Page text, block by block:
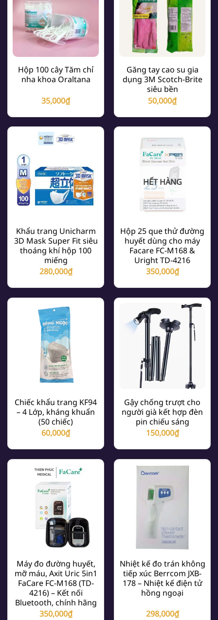
Hộp 100 cây Tăm chỉ
nha khoa Oraltana
35,000₫
Găng tay cao su gia
dụng 3M Scotch-Brite
siêu bền
50,000₫
Khẩu trang Unicharm
3D Mask Super Fit siêu
thoáng khí hộp 100
miếng
280,000₫
HẾT HÀNG
Hộp 25 que thử đường
huyết dùng cho máy
Facare FC-M168 &
Uright TD-4216
350,000₫
Chiếc khẩu trang KF94
– 4 Lớp, kháng khuẩn
(50 chiếc)
60,000₫
Gậy chống trượt cho
người già kết hợp đèn
pin chiếu sáng
150,000₫
Máy đo đường huyết,
mỡ máu, Axit Uric 5in1
FaCare FC-M168 (TD-
4216) – Kết nối
Bluetooth, chính hãng
350,000₫
Nhiệt kế đo trán không
tiếp xúc Berrcom JXB-
178 – Nhiệt kế điện tử
hồng ngoại
298,000₫